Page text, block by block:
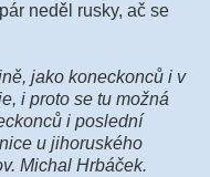
neděl rusky, ač se
jako koneckonců i v
i proto se tu možná
i poslední
u jihoruského
Michal Hrbáček.